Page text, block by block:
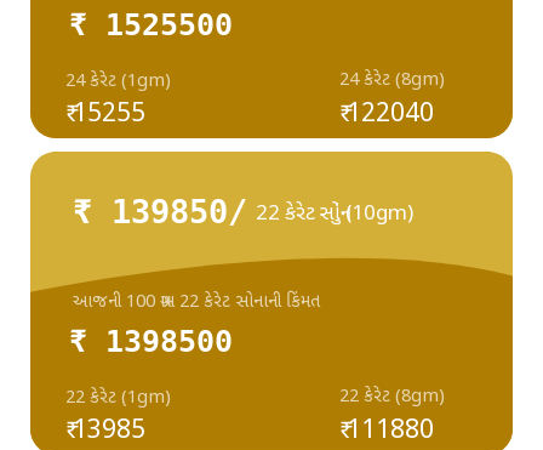
₹ 1525500
₹ 15255
24 કેરેટ (1gm) 24 કેરેટ (8gm)
₹ 122040
₹ 139850/ 22 કેરેટ સોનું (10gm)
₹ 1398500
₹ 13985
22 કેરેટ (1gm) 22 કેરેટ (8gm)
આજની 100 ગ્રામ 22 કેરેટ સોનાની કિંમત
₹ 111880